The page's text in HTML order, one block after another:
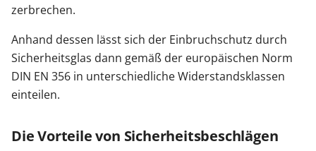
zerbrechen.
Anhand dessen lässt sich der Einbruchschutz durch
Sicherheitsglas dann gemäß der europäischen Norm
DIN EN 356 in unterschiedliche Widerstandsklassen
einteilen.
Die Vorteile von Sicherheitsbeschlägen